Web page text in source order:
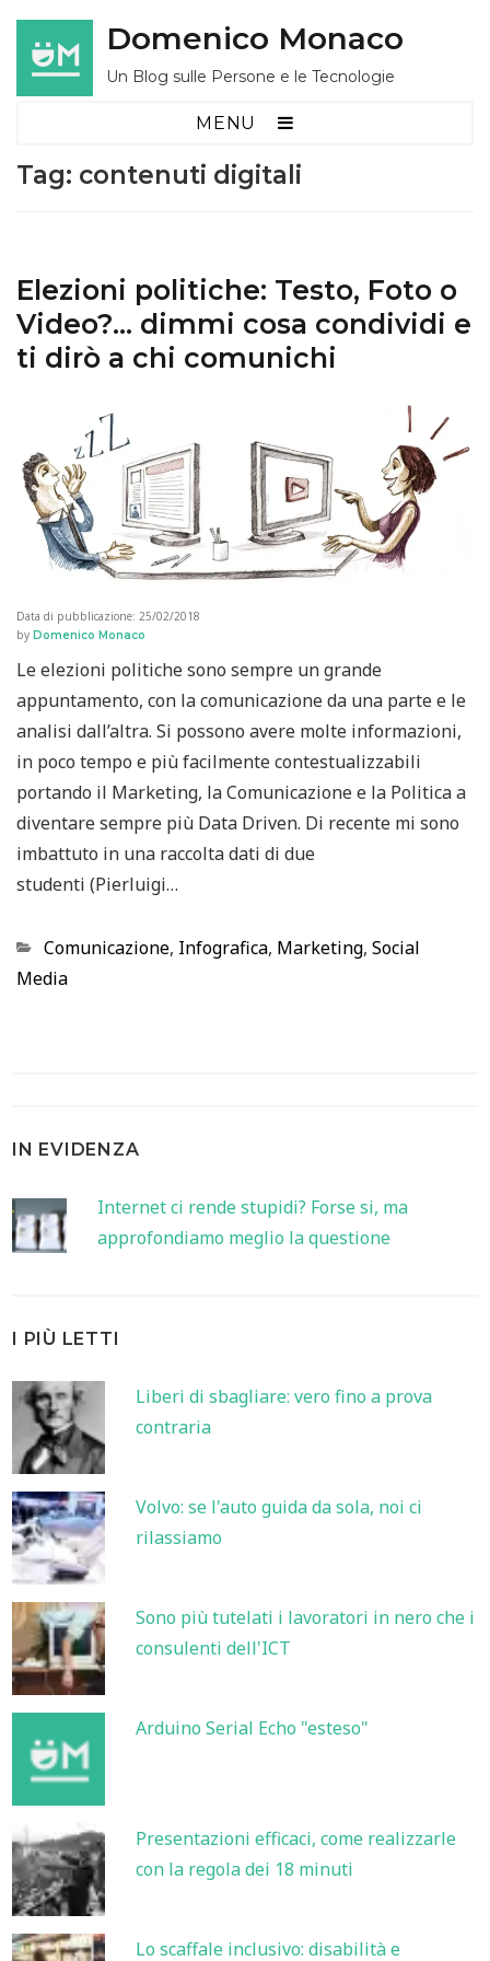
Domenico Monaco
Un Blog sulle Persone e le Tecnologie
MENU
Tag: contenuti digitali
Elezioni politiche: Testo, Foto o
Video?… dimmi cosa condividi e
ti dirò a chi comunichi
Data di pubblicazione: 25/02/2018
by Domenico Monaco
Le elezioni politiche sono sempre un grande
appuntamento, con la comunicazione da una parte e le
analisi dall’altra. Si possono avere molte informazioni,
in poco tempo e più facilmente contestualizzabili
portando il Marketing, la Comunicazione e la Politica a
diventare sempre più Data Driven. Di recente mi sono
imbattuto in una raccolta dati di due
studenti (Pierluigi…
Categorie
Comunicazione, Infografica, Marketing, Social
Media
IN EVIDENZA
Internet ci rende stupidi? Forse si, ma
approfondiamo meglio la questione
I PIÙ LETTI
Liberi di sbagliare: vero fino a prova
contraria
Volvo: se l'auto guida da sola, noi ci
rilassiamo
Sono più tutelati i lavoratori in nero che i
consulenti dell'ICT
Arduino Serial Echo "esteso"
Presentazioni efficaci, come realizzarle
con la regola dei 18 minuti
Lo scaffale inclusivo: disabilità e